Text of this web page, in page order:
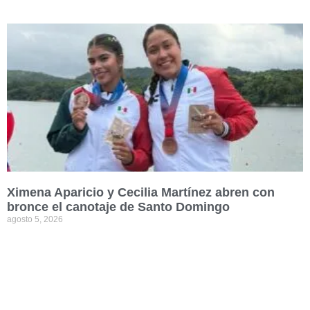
Ximena Aparicio y Cecilia Martínez abren con
bronce el canotaje de Santo Domingo
agosto 5, 2026